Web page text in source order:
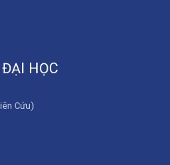
HỌC
Cứu)